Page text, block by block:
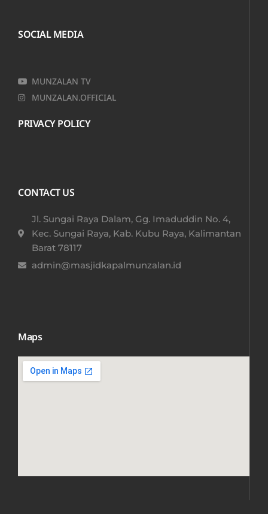
SOCIAL MEDIA
MUNZALAN TV
MUNZALAN.OFFICIAL
PRIVACY POLICY
CONTACT US
Jl. Sungai Raya Dalam, Gg. Imaduddin No. 4,
Kec. Sungai Raya, Kab. Kubu Raya, Kalimantan
Barat 78117​
admin@masjidkapalmunzalan.id
Maps